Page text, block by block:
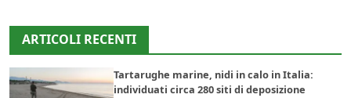
ARTICOLI RECENTI
Tartarughe marine, nidi in calo in Italia:
individuati circa 280 siti di deposizione